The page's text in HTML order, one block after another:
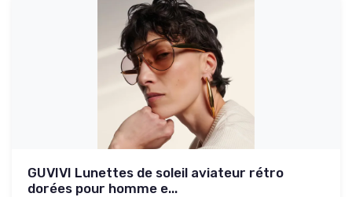
GUVIVI Lunettes de soleil aviateur rétro
dorées pour homme e...